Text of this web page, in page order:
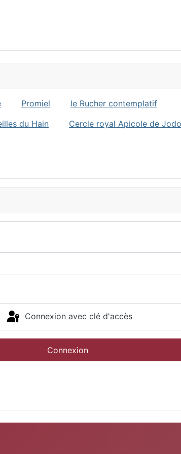
Promiel
le Rucher contemplatif
du Hain Cercle royal Apicole de
Connexion avec clé d'accès
Connexion